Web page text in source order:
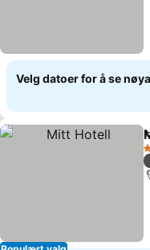
Velg datoer for å se